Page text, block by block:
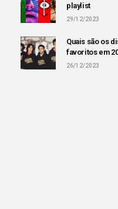
playlist
29/12/2023
Quais são os
favoritos em
26/12/2023